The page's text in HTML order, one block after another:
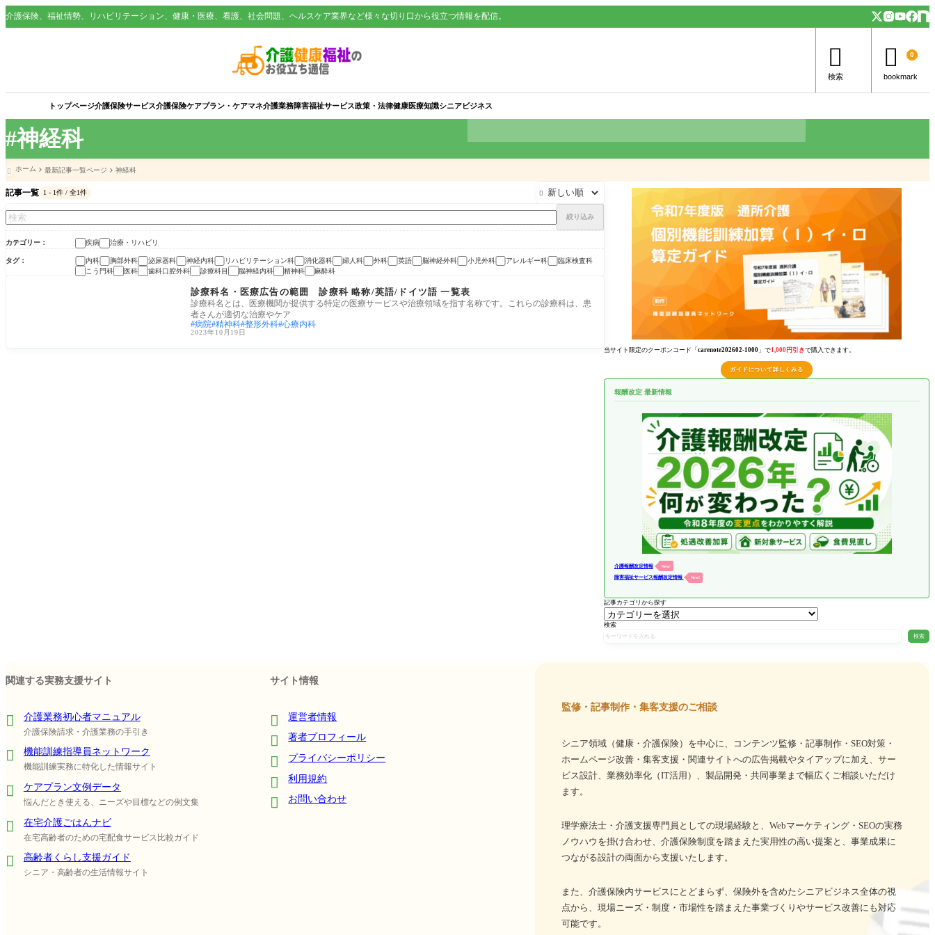
#神経科
介護保険、福祉情勢、リハビリテーション、健康・医療、看護、社会問題、ヘルスケア業界など様々な切り口から役立つ情報を配信。
トップページ介護保険サービス介護保険ケアプラン・ケアマネ介護業務障害福祉サービス政策・法律健康医療知識シニアビジネス

検索
 0
bookmark
 ホーム 最新記事一覧ページ 神経科
記事一覧 1 - 1件 / 全1件 
絞り込み
カテゴリー 疾病 治療・リハビリ
タグ 内科 胸部外科 泌尿器科 神経内科 リハビリテーション科 消化器科 婦人科 外科 英語 脳神経外科 小児外科 アレルギー科
臨床検査科
こう門科
医科 歯科口腔外科 診療科目 脳神経内科 精神科 麻酔科
疾病
診療科名・医療広告の範囲 診療科 略称/英語/ドイツ語 一覧表
診療科名とは、医療機関が提供する特定の医療サービスや治療領域を指す名称です。これらの診療科は、患
者さんが適切な治療やケア
病院 精神科 整形外科 心療内科
2023年10月19日
当サイト限定のクーポンコード「 carenote202602-1000 」で1,000円引きで購入できます。
ガイドについて詳しくみる
報酬改定 最新情報
介護報酬改定情報 New!
障害福祉サービス報酬改定情報 New!
記事カテゴリから探す
検索
検索
関連する実務支援サイト
介護業務初心者マニュアル
介護保険請求・介護業務の手引き
機能訓練指導員ネットワーク
機能訓練実務に特化した情報サイト
ケアプラン文例データ
悩んだとき使える、ニーズや目標などの例文集
在宅介護ごはんナビ
在宅高齢者のための宅配食サービス比較ガイド
高齢者くらし支援ガイド
シニア・高齢者の生活情報サイト
サイト情報
運営者情報
著者プロフィール
プライバシーポリシー
利用規約
お問い合わせ
監修・記事制作・集客支援のご相談
シニア領域（健康・介護保険）を中心に、コンテンツ監修・記事制作・SEO対策・
ホームページ改善・集客支援・関連サイトへの広告掲載やタイアップに加え、サー
ビス設計、業務効率化（IT活用）、製品開発・共同事業まで幅広くご相談いただけ
ます。
理学療法士・介護支援専門員としての現場経験と、Webマーケティング・SEOの実務
ノウハウを掛け合わせ、介護保険制度を踏まえた実用性の高い提案と、事業成果に
つながる設計の両面から支援いたします。
また、介護保険内サービスにとどまらず、保険外を含めたシニアビジネス全体の視
点から、現場ニーズ・制度・市場性を踏まえた事業づくりやサービス改善にも対応
可能です。